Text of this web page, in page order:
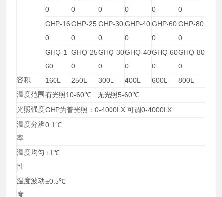
0
0
0
0
0
0
GHP-16
0
GHP-25
0
GHP-30
0
GHP-40
0
GHP-60
0
GHP-80
0
GHQ-1
60
GHQ-25
0
GHQ-30
0
GHQ-40
0
GHQ-60
0
GHQ-80
0
容积 160L 250L 300L 400L 600L 800L
温度范围 有光照10-60℃ 无光照5-60℃
光照强度GHP为普光照：0-4000LX可调0-4000LX
温度分辨
率
0.1℃
温度均匀
性
±1℃
温度波动
度
±0.5℃